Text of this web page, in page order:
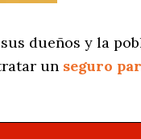
dueños y la
un seguro